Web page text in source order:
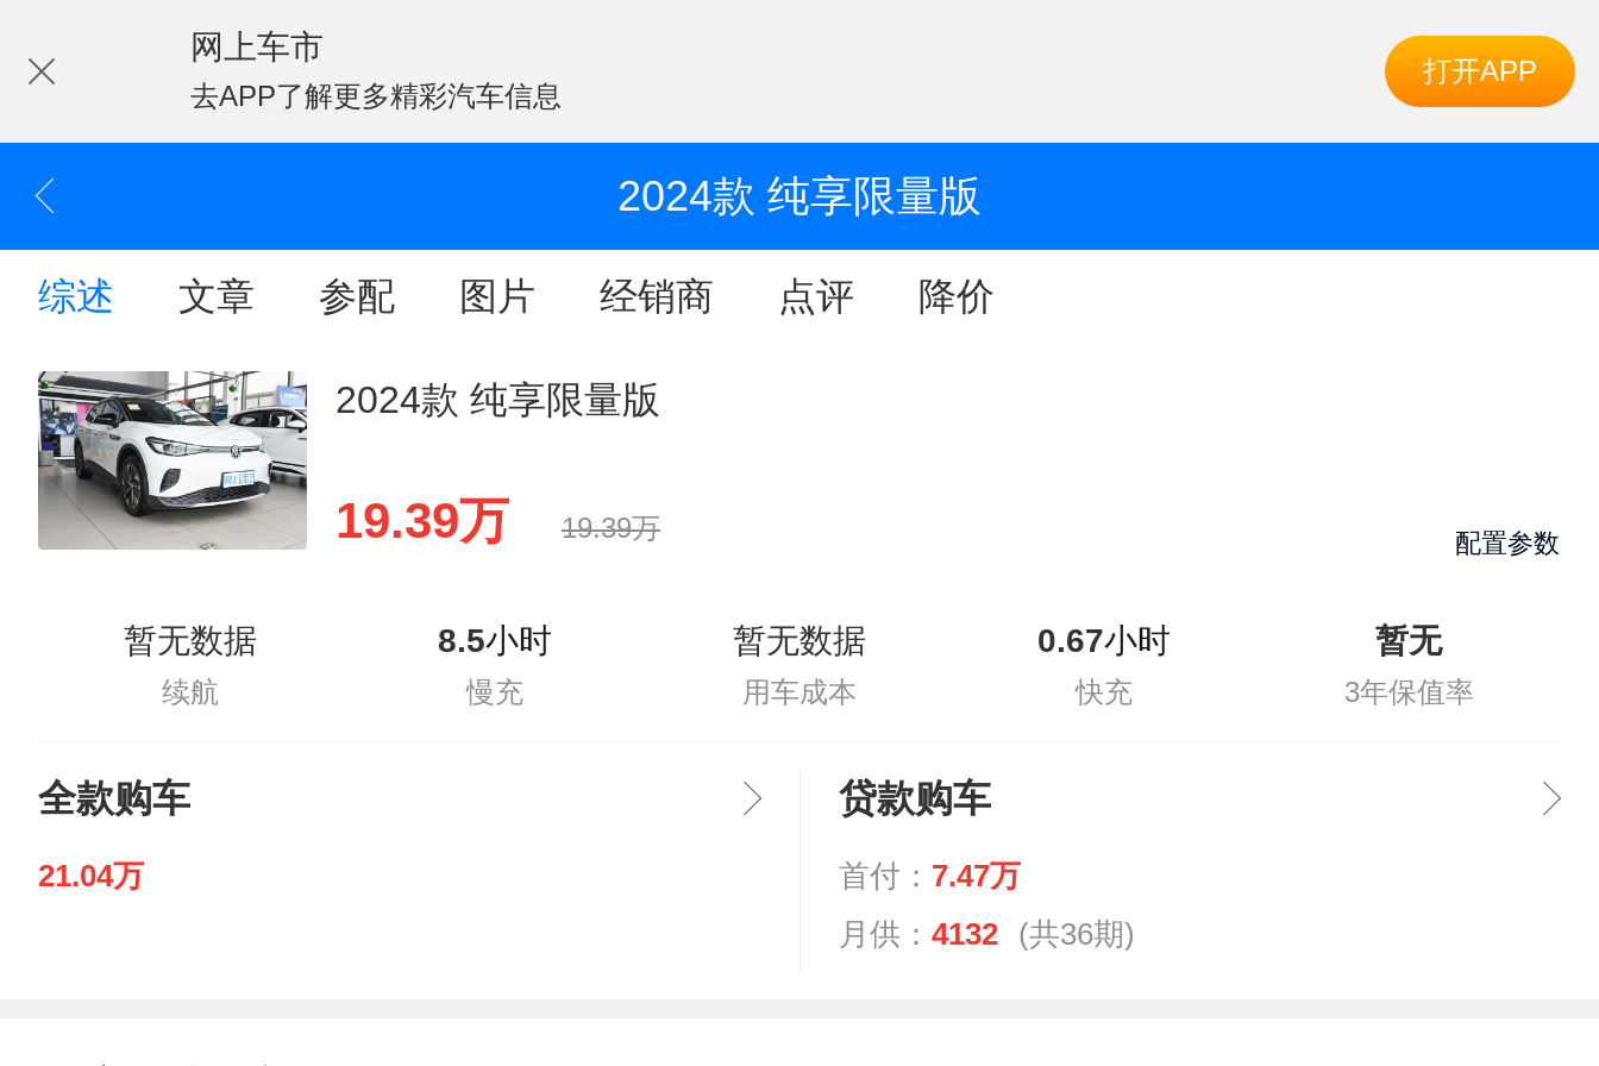
网上车市
去APP了解更多精彩汽车信息
打开APP
2024款 纯享限量版
综述 文章 参配 图片 经销商 点评 降价
2024款 纯享限量版
19.39万 19.39万 配置参数
暂无数据
续航
8.5小时
慢充
暂无数据
用车成本
0.67小时
快充
暂无
3年保值率
全款购车
21.04万
贷款购车
首付： 7.47万
月供： 4132 (共36期)